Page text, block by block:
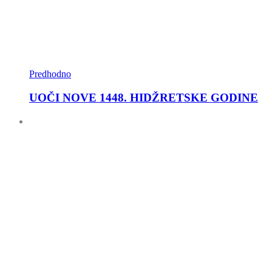
Predhodno
UOČI NOVE 1448. HIDŽRETSKE GODINE